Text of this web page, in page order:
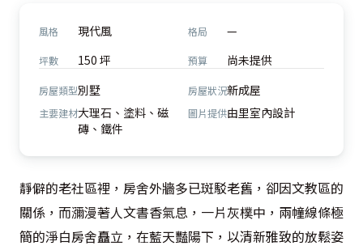
風格 現代風 格局 —
坪數 150 坪 預算 尚未提供
房屋類型別墅 房屋狀況新成屋
主要建材大理石、塗料、磁
磚、鐵件
圖片提供由里室內設計
靜僻的老社區裡，房舍外牆多已斑駁老舊，卻因文教區的
關係，而瀰漫著人文書香氣息，一片灰樸中，兩幢線條極
簡的淨白房舍矗立，在藍天豔陽下，以清新雅致的放鬆姿